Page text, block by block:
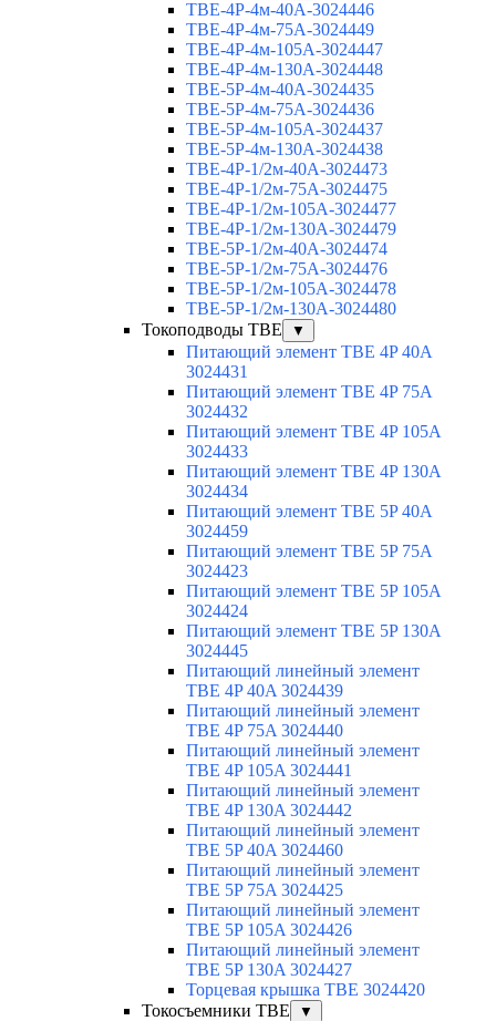
TBE-4P-4м-40A-3024446
TBE-4P-4м-75A-3024449
TBE-4P-4м-105A-3024447
TBE-4P-4м-130A-3024448
TBE-5P-4м-40A-3024435
TBE-5P-4м-75A-3024436
TBE-5P-4м-105A-3024437
TBE-5P-4м-130A-3024438
TBE-4P-1/2м-40A-3024473
TBE-4P-1/2м-75A-3024475
TBE-4P-1/2м-105A-3024477
TBE-4P-1/2м-130A-3024479
TBE-5P-1/2м-40A-3024474
TBE-5P-1/2м-75A-3024476
TBE-5P-1/2м-105A-3024478
TBE-5P-1/2м-130A-3024480
Токоподводы TBE
▼
Питающий элемент TBE 4P 40A
3024431
Питающий элемент TBE 4P 75A
3024432
Питающий элемент TBE 4P 105A
3024433
Питающий элемент TBE 4P 130A
3024434
Питающий элемент TBE 5P 40A
3024459
Питающий элемент TBE 5P 75A
3024423
Питающий элемент TBE 5P 105A
3024424
Питающий элемент TBE 5P 130A
3024445
Питающий линейный элемент
TBE 4P 40A 3024439
Питающий линейный элемент
TBE 4P 75A 3024440
Питающий линейный элемент
TBE 4P 105A 3024441
Питающий линейный элемент
TBE 4P 130A 3024442
Питающий линейный элемент
TBE 5P 40A 3024460
Питающий линейный элемент
TBE 5P 75A 3024425
Питающий линейный элемент
TBE 5P 105A 3024426
Питающий линейный элемент
TBE 5P 130A 3024427
Торцевая крышка TBE 3024420
Токосъемники TBE
▼